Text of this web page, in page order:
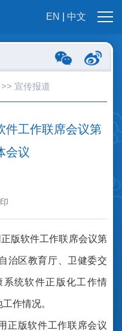
EN 中文
>> 宣传报道
件工作联席会议第
会议
版软件工作联席会议第
治区教育厅、卫健委交
统软件正版化工作情
作情况。
正版软件工作联席会议